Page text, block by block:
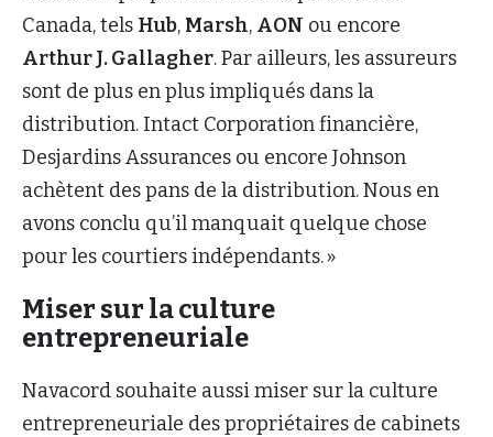
Canada, tels Hub, Marsh, AON ou encore
Arthur J. Gallagher. Par ailleurs, les assureurs
sont de plus en plus impliqués dans la
distribution. Intact Corporation financière,
Desjardins Assurances ou encore Johnson
achètent des pans de la distribution. Nous en
avons conclu qu’il manquait quelque chose
pour les courtiers indépendants. »
Miser sur la culture
entrepreneuriale
Navacord souhaite aussi miser sur la culture
entrepreneuriale des propriétaires de cabinets